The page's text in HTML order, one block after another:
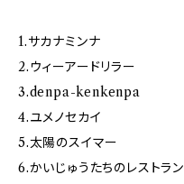
1.サカナミンナ
2.ウィーアードリラー
3.denpa-kenkenpa
4.ユメノセカイ
5.太陽のスイマー
6.かいじゅうたちのレストラン